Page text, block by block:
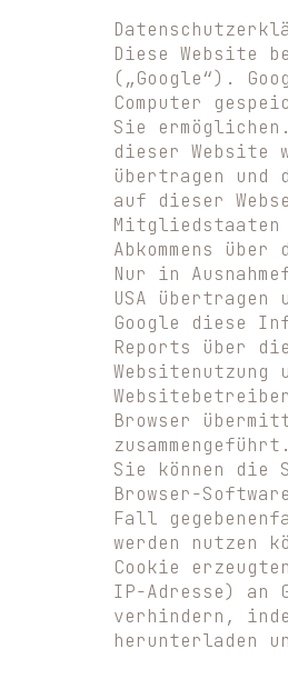
Diese Website
(„Google“).
Computer
Sie
dieser Website
übertragen
auf dieser
Mitgliedstaaten
Abkommens
Nur in
USA
Google diese
Reports über
Websitenutzung
Browser
zusammengeführt.
Sie können die
Browser-
Fall
werden nutzen
Cookie
IP-Adresse) an
verhindern,
herunterladen